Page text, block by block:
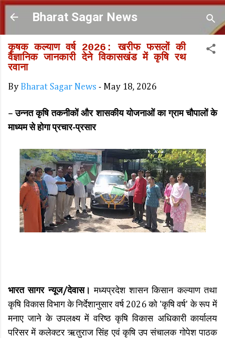
Skip to main content
Bharat Sagar News
​​​​कृषक कल्याण वर्ष 2026: खरीफ फसलों की
वैज्ञानिक जानकारी देने विकासखंड में कृषि रथ
रवाना
By Bharat Sagar News - May 18, 2026
– उन्नत कृषि तकनीकों और शासकीय योजनाओं का ग्राम चौपालों के
माध्यम से होगा प्रचार-प्रसार ​
भारत सागर न्यूज/देवास।मध्यप्रदेश शासन किसान कल्याण तथा
कृषि विकास विभाग के निर्देशानुसार वर्ष 2026 को 'कृषि वर्ष' के रूप में
मनाए जाने के उपलक्ष्य में वरिष्ठ कृषि विकास अधिकारी कार्यालय
परिसर में कलेक्टर ऋतुराज सिंह एवं कृषि उप संचालक गोपेश पाठक